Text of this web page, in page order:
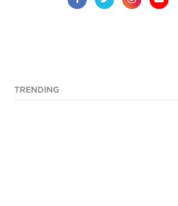
TRENDING